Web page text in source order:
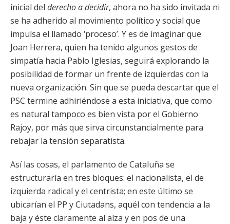
inicial del derecho a decidir, ahora no ha sido invitada ni
se ha adherido al movimiento político y social que
impulsa el llamado ‘proceso’. Y es de imaginar que
Joan Herrera, quien ha tenido algunos gestos de
simpatía hacia Pablo Iglesias, seguirá explorando la
posibilidad de formar un frente de izquierdas con la
nueva organización. Sin que se pueda descartar que el
PSC termine adhiriéndose a esta iniciativa, que como
es natural tampoco es bien vista por el Gobierno
Rajoy, por más que sirva circunstancialmente para
rebajar la tensión separatista.
Así las cosas, el parlamento de Cataluña se
estructuraría en tres bloques: el nacionalista, el de
izquierda radical y el centrista; en este último se
ubicarían el PP y Ciutadans, aquél con tendencia a la
baja y éste claramente al alza y en pos de una